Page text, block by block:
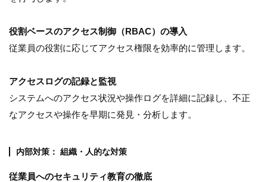
役割ベースのアクセス制御（RBAC）の導入
従業員の役割に応じてアクセス権限を効率的に管理します。
アクセスログの記録と監視
システムへのアクセス状況や操作ログを詳細に記録し、不正
なアクセスや操作を早期に発見・分析します。
内部対策： 組織・人的な対策
従業員へのセキュリティ教育の徹底